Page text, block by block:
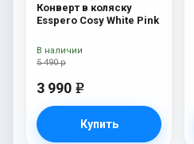
Конверт в коляску
Esspero Cosy White Pink
5 490 р
3 990 e
Купить
В наличии